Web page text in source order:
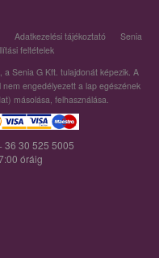
Adatkezelési tájékoztató
Senia
feltételek
Senia G Kft. tulajdonát képezik. A
engedélyezett a lap egészének
másolása, felhasználása.
36 30 525 5005
óráig